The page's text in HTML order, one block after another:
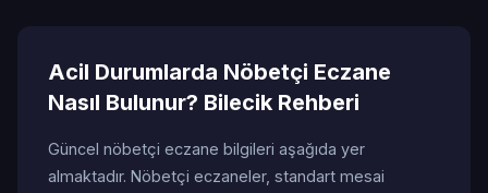
Acil Durumlarda Nöbetçi Eczane
Nasıl Bulunur? Bilecik Rehberi
Güncel nöbetçi eczane bilgileri aşağıda yer
almaktadır. Nöbetçi eczaneler, standart mesai